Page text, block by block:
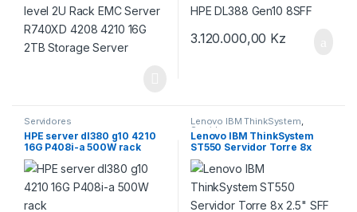
3.120.000,00 Kz
Servidores
HPE server dl380 g10 4210
16G P408i-a 500W rack
Lenovo IBM ThinkSystem,
Servidores
Lenovo IBM ThinkSystem
ST550 Servidor Torre 8x
2.5″ SFF 2x Intel XEON
Escalável LGA3647 DDR4
ECC PSU RAID – Windows
Server 2025 VMware 8
Proxmox